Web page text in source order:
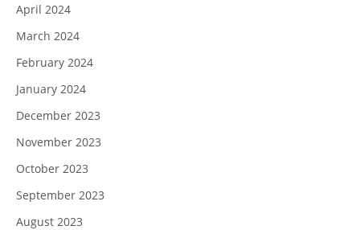
April 2024
March 2024
February 2024
January 2024
December 2023
November 2023
October 2023
September 2023
August 2023